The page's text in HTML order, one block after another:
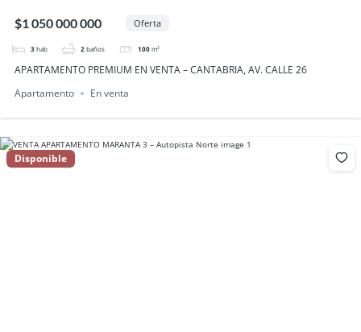
$1 050 000 000
Oferta
3 hab 2 baños 100 m²
APARTAMENTO PREMIUM EN VENTA – CANTABRIA, AV. CALLE 26
Apartamento
En venta
Disponible